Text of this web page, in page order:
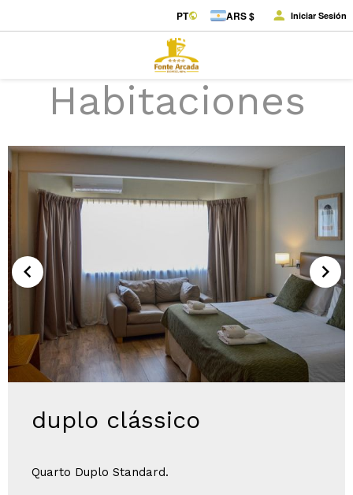
PT ARS $ Iniciar Sesión
Habitaciones
duplo clássico
Quarto Duplo Standard.